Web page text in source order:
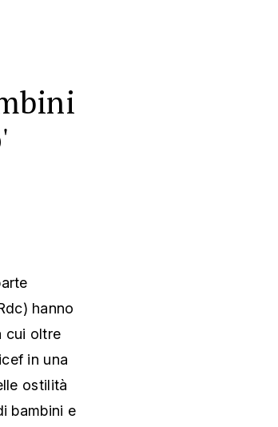
hanno
cui oltre
in una
ostilità
bambini e